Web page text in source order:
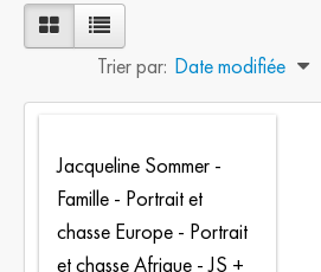
Trier par: Date modifiée
Jacqueline Sommer -
Famille - Portrait et
chasse Europe - Portrait
et chasse Afrique - JS +